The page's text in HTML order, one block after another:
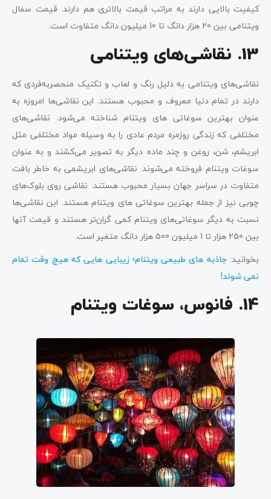
کیفیت بالایی دارند به مراتب قیمت بالاتری هم دارند. قیمت سفال
ویتنامی بین 20 هزار دانگ تا 10 میلیون دانگ متفاوت است.
13. نقاشی‌های ویتنامی
نقاشی‌های ویتنامی به دلیل رنگ و لعاب و تکنیک منحصربه‌فردی که
دارند در تمام دنیا معروف و محبوب هستند. این نقاشی‌ها امروزه به
عنوان بهترین سوغاتی های ویتنام شناخته می‌شود. نقاشی‌های
مختلفی که زندگی روزمره مردم عادی را به وسیله مواد مختلفی مثل
ابریشم، شن، روغن و چند ماده دیگر به تصویر می‌کشند و به عنوان
سوغات ویتنام فروخته می‌شوند. نقاشی‌های ابریشمی به خاطر بافت
متفاوت در سراسر جهان بسیار محبوب هستند. نقاشی روی بلوک‌های
چوبی نیز از جمله بهترین سوغاتی های ویتنام هستند. این نقاشی‌ها
نسبت به دیگر سوغاتی‌های ویتنام کمی گران‌تر هستند و قیمت آنها
بین 250 هزار تا 1 میلیون 500 هزار دانگ متغیر است.
بخوانید:جاذبه های طبیعی ویتنام؛ زیبایی هایی که هیچ وقت تمام
نمی شوند!
14. فانوس، سوغات ویتنام